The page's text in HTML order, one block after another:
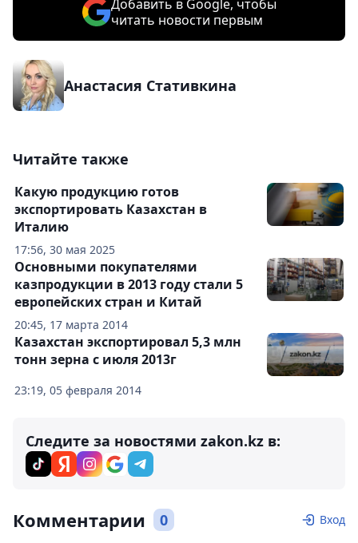
Добавить в Google, чтобы
читать новости первым
Анастасия Стативкина
Читайте также
17:56, 30 мая 2025
Какую продукцию готов
экспортировать Казахстан в
Италию
20:45, 17 марта 2014
Основными покупателями
казпродукции в 2013 году стали 5
европейских стран и Китай
23:19, 05 февраля 2014
Казахстан экспортировал 5,3 млн
тонн зерна с июля 2013г
Следите за новостями zakon.kz в:
Комментарии 0 Вход